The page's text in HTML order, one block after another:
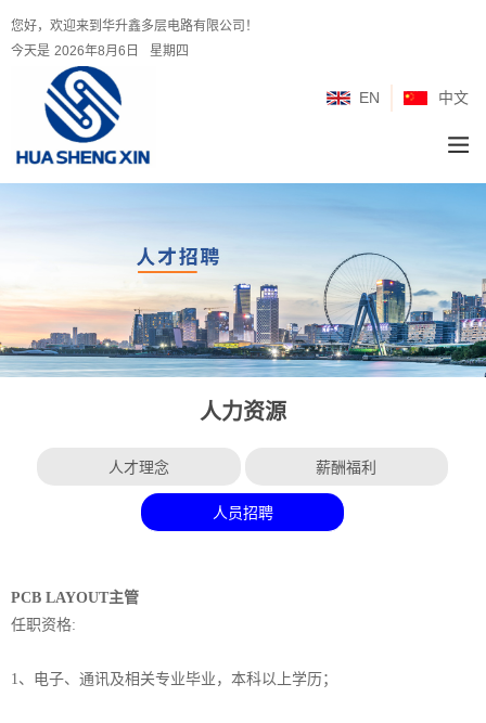
您好，欢迎来到华升鑫多层电路有限公司！
今天是 2026年8月6日 星期四
中文
EN
人力资源
人才理念 薪酬福利
人员招聘
PCB LAYOUT主管
任职资格:
1、电子、通讯及相关专业毕业，本科以上学历；